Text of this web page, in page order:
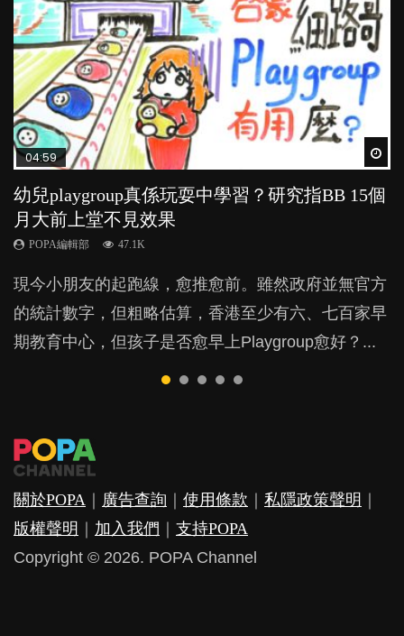
04:59
幼兒playgroup真係玩耍中學習？研究指BB 15個
月大前上堂不見效果
POPA編輯部 47.1K
現今小朋友的起跑線，愈推愈前。雖然政府並無官方
的統計數字，但粗略估算，香港至少有六、七百家早
期教育中心，但孩子是否愈早上Playgroup愈好？...
03:39
幼稚園遊戲課 如何刺激幼兒自發學習取代獎勵
與懲罰？
POPA編輯部 33.1K
由美國學者所創的 tools of the mind 課程，學生以遊
戲方式學習，學術能力和自制能力亦明顯比其他小朋
友優勝，到底這課程有何特別之處？...
03:02
老公患產後憂鬱症對BB的影響
POPA編輯部 15.9K
鬱，影響日常生活，嚴重的甚至會有自殺，或傷害小
朋友的念頭。但為何爸爸患上產後抑鬱往往難以察
覺？...
04:06
全職好？在職好？｜全職媽媽與在職媽媽的壓
力與價值
POPA編輯部 25.8K
許多媽媽心底可能都有一刻掙扎過：究竟全職好，還
是在職好。雖說每個家庭都有自己的獨特狀況和考慮
因素，但原來全職和在職媽媽所養育的子女其實都各
03:41
BB口腔期乜都放入口，父母該制止還是放手？
POPA編輯部 25.5K
成吮手指的習慣，大個就很難戒，但原來一刀切阻止
他們放東西入口，隨時會影響孩子的身心發展？...
關於POPA 廣告查詢 使用條款 私隱政策聲明
版權聲明
加入我們
支持POPA
Copyright © 2026. POPA Channel